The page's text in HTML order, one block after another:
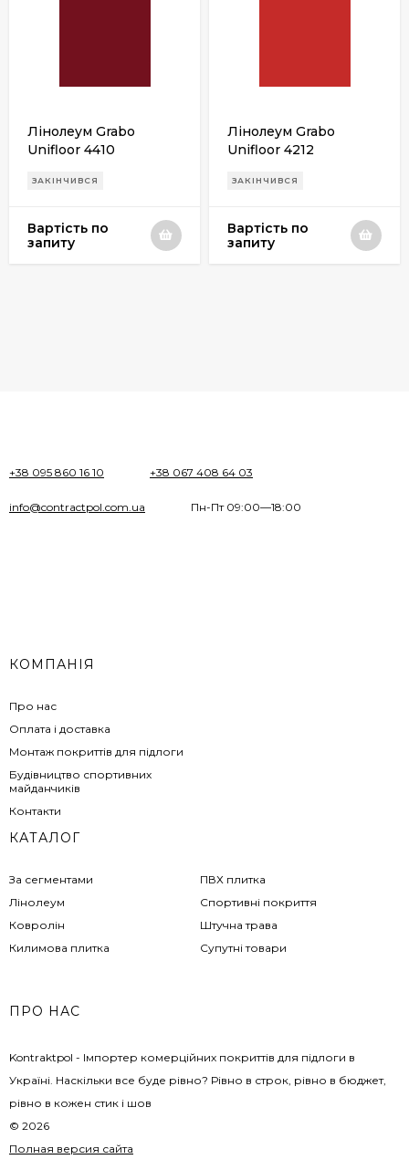
Лінолеум Grabo
Unifloor 4410
ЗАКІНЧИВСЯ
Вартість по
запиту
Лінолеум Grabo
Unifloor 4212
ЗАКІНЧИВСЯ
Вартість по
запиту
+38 095 860 16 10 +38 067 408 64 03
info@contractpol.com.ua Пн-Пт 09:00—18:00
КОМПАНІЯ
Про нас
Оплата і доставка
Монтаж покриттів для підлоги
Будівництво спортивних
майданчиків
Контакти
КАТАЛОГ
За сегментами
Лінолеум
Ковролін
Килимова плитка
ПВХ плитка
Спортивні покриття
Штучна трава
Супутні товари
ПРО НАС
Kontraktpol - Імпортер комерційних покриттів для підлоги в
Україні. Наскільки все буде рівно? Рівно в строк, рівно в бюджет,
рівно в кожен стик і шов
© 2026
Полная версия сайта